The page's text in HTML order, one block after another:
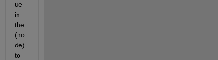
ue
in
the
(no
de)
to